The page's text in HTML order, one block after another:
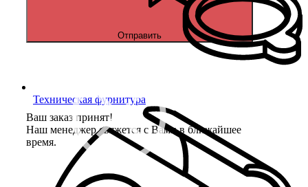
Техническая фурнитура
Отправить
Ваш заказ принят!
Наш менеджер свяжется с Вами в ближайшее
время.